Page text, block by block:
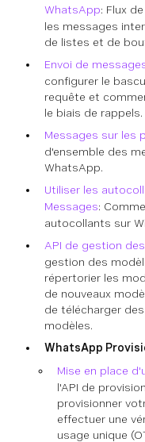
WhatsApp: Flux
les messages
de listes et de
Envoi de
configurer le
requête et
le biais de rappels.
Messages sur les
d'ensemble des
WhatsApp.
Utiliser les
Messages:
autocollants sur
API de gestion
gestion des
répertorier les
de nouveaux
de télécharger
modèles.
WhatsApp
Mise en place
l'API de
provisionner
effectuer une
usage unique